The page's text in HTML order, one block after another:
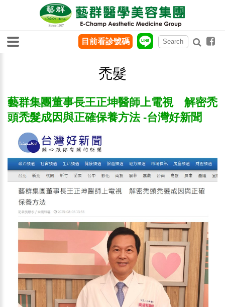
禿髮
藝群集團董事長王正坤醫師上電視 解密禿
頭禿髮成因與正確保養方法 -台灣好新聞
目前看診號碼